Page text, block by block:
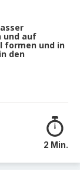
und auf
formen und in
den
2 Min.